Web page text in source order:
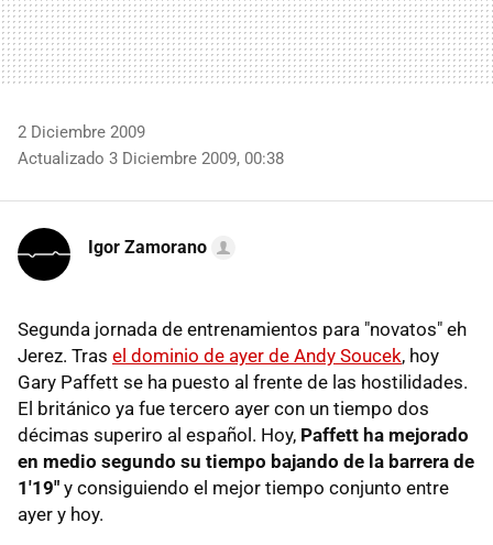
2 Diciembre 2009
Actualizado 3 Diciembre 2009, 00:38
Igor Zamorano
Segunda jornada de entrenamientos para "novatos" eh
Jerez. Tras el dominio de ayer de Andy Soucek, hoy
Gary Paffett se ha puesto al frente de las hostilidades.
El británico ya fue tercero ayer con un tiempo dos
décimas superiro al español. Hoy, Paffett ha mejorado
en medio segundo su tiempo bajando de la barrera de
1'19" y consiguiendo el mejor tiempo conjunto entre
ayer y hoy.